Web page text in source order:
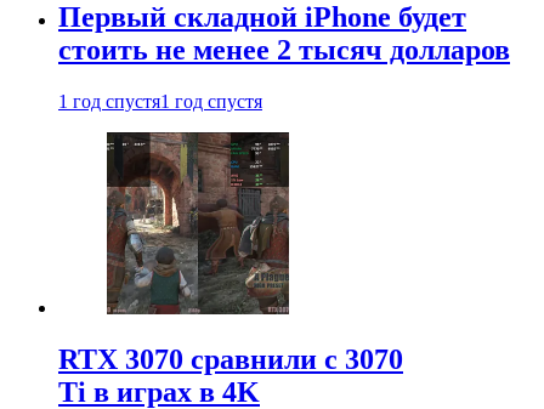
Первый складной iPhone будет
стоить не менее 2 тысяч долларов
1 год спустя1 год спустя
RTX 3070 сравнили с 3070
Ti в играх в 4K